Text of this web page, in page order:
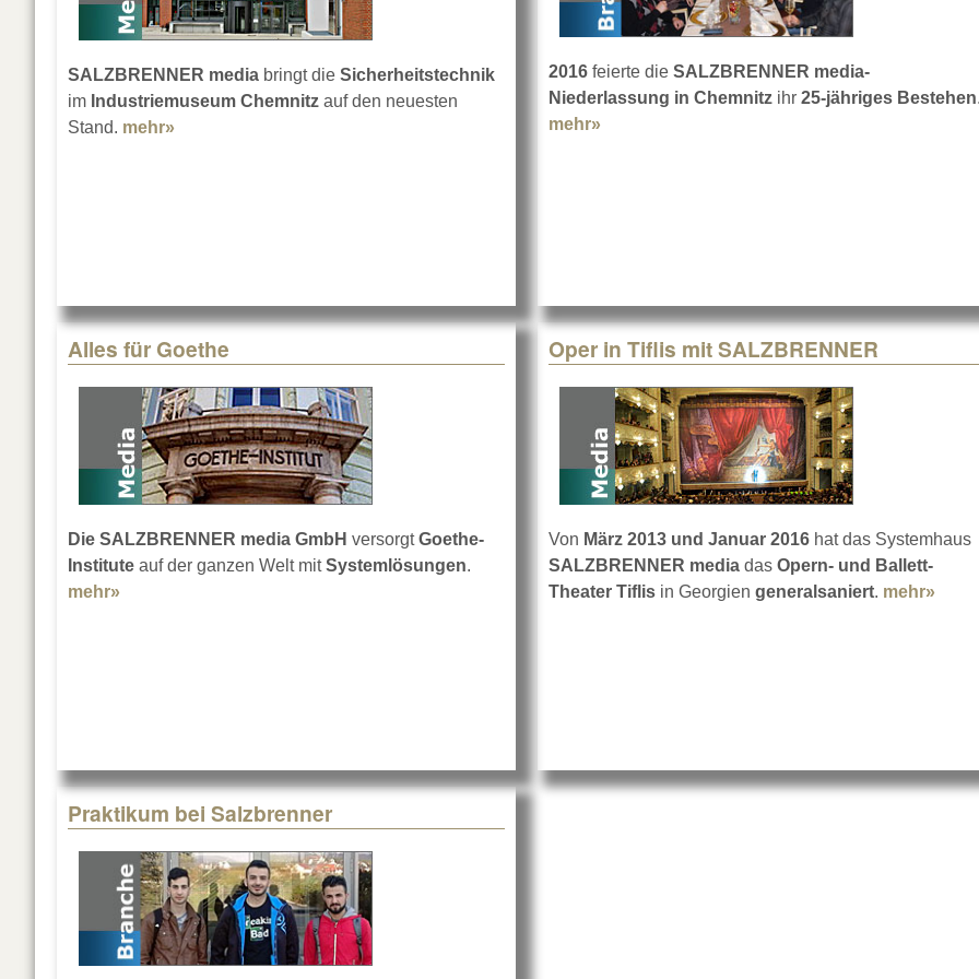
SALZBRENNER media bringt die Sicherheitstechnik
im Industriemuseum Chemnitz auf den neuesten
Stand. mehr»
2016 feierte die SALZBRENNER media-
Niederlassung in Chemnitz ihr 25-jähriges Bestehen
mehr»
Alles für Goethe
Die SALZBRENNER media GmbH versorgtGoethe-
Institute auf der ganzen Welt mitSystemlösungen.
mehr»
Oper in Tiflis mit SALZBRENNER
Von März 2013 und Januar 2016 hat das Systemhaus
SALZBRENNER media das Opern- und Ballett-
Theater Tiflis in Georgien generalsaniert. mehr»
Praktikum bei Salzbrenner